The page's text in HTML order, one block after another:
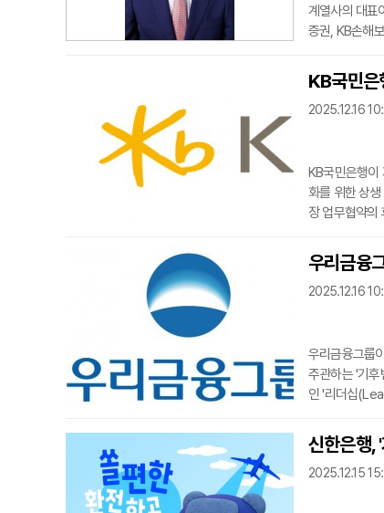
계열사의 대표
증권, KB손해
기존 대표의
는 두 명이다.
대표이사 후보
KB국민은
2025.12.16
KB국민은행이
화를 위한 상
장 업무협약의
원으로 총
은행은 현대
아의 1
우리금융
2025.12.16
우리금융그룹
주관하는 '기
인 '리더십
결과는 글로벌
갖춘 환경 성
탄소 배출량을
신한은행,
2025.12.15